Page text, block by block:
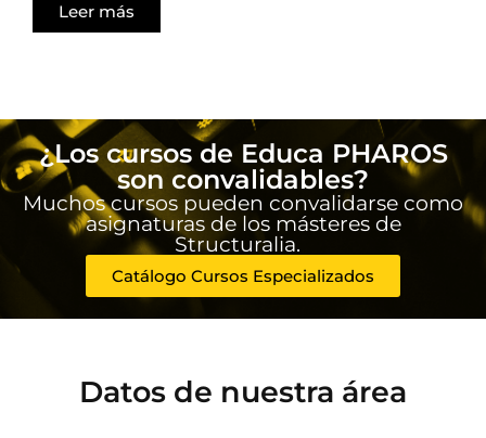
Leer más
¿Los cursos de Educa PHAROS
son convalidables?
Muchos cursos pueden convalidarse como
asignaturas de los másteres de
Structuralia.
Catálogo Cursos Especializados
Datos de nuestra área